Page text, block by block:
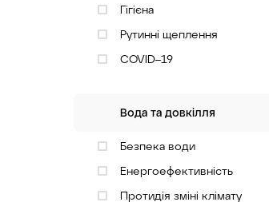
Гігієна
Рутинні щеплення
COVID–19
Вода та довкілля
Безпека води
Енергоефективність
Протидія зміні клімату